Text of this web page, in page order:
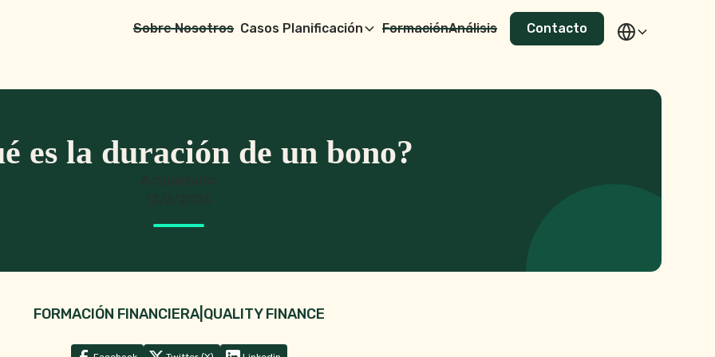
Sobre Nosotros Casos Planificación FormaciónAnálisis Contacto
es la duración de un bono?
Actualizado:
12/6/2026
FORMACIÓN FINANCIERA| QUALITY FINANCE